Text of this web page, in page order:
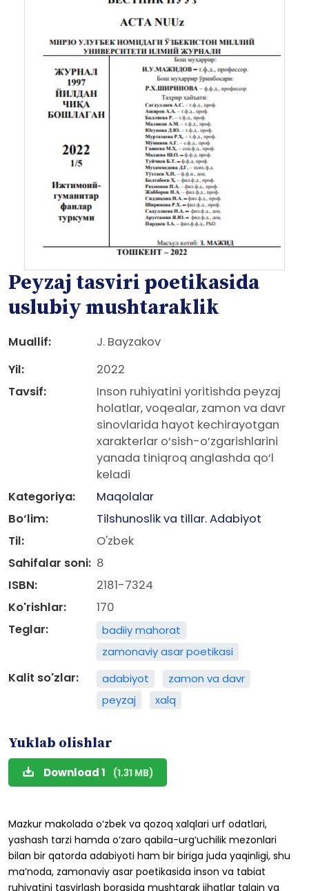
Peyzaj tasviri poetikasida
uslubiy mushtaraklik
Muallif:
J. Bayzakov
Yil:
2022
Tavsif:
Inson ruhiyatini yoritishda peyzaj
holatlar, voqealar, zamon va davr
sinovlarida hayot kechirayotgan
xarakterlar o‘sish-o‘zgarishlarini
yanada tiniqroq anglashda qo‘l
keladi
Kategoriya:
Maqolalar
Bo‘lim:
Tilshunoslik va tillar. Adabiyot
Til:
O'zbek
Sahifalar soni: 8
ISBN:
2181-7324
Ko'rishlar:
170
Teglar:
badiiy mahorat
zamonaviy asar poetikasi
Kalit so'zlar: adabiyot
zamon va davr
peyzaj
xalq
Yuklab olishlar
Download 1 (1.31 MB)
Mazkur makolada o‘zbek va qozoq xalqlari urf odatlari,
yashash tarzi hamda o‘zaro qabila-urg‘uchilik mezonlari
bilan bir qatorda adabiyoti ham bir biriga juda yaqinligi, shu
ma’noda, zamonaviy asar poetikasida inson va tabiat
ruhiyatini tasvirlash borasida mushtarak jihatlar talqin va